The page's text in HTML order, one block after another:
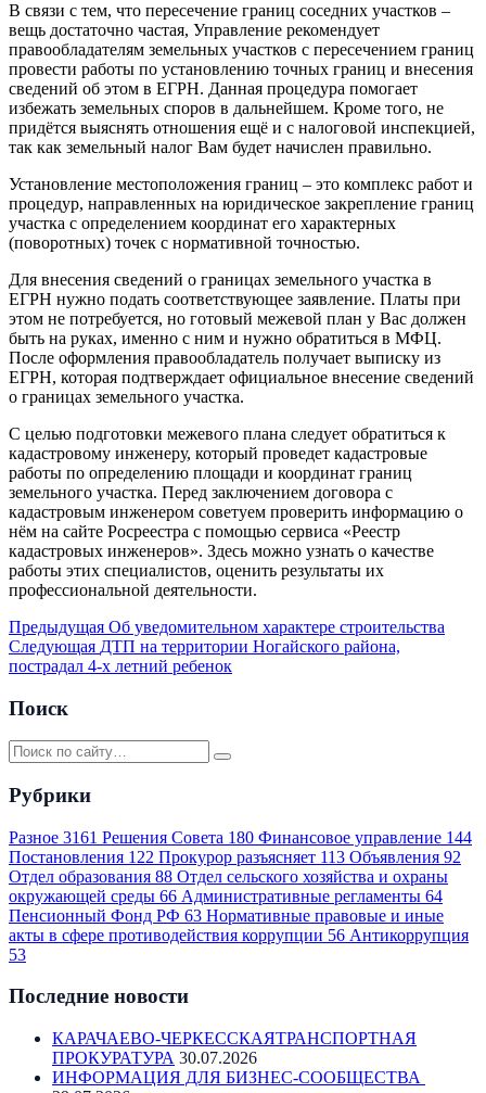
В связи с тем, что пересечение границ соседних участков –
вещь достаточно частая, Управление рекомендует
правообладателям земельных участков с пересечением границ
провести работы по установлению точных границ и внесения
сведений об этом в ЕГРН. Данная процедура помогает
избежать земельных споров в дальнейшем. Кроме того, не
придётся выяснять отношения ещё и с налоговой инспекцией,
так как земельный налог Вам будет начислен правильно.
Установление местоположения границ – это комплекс работ и
процедур, направленных на юридическое закрепление границ
участка с определением координат его характерных
(поворотных) точек с нормативной точностью.
Для внесения сведений о границах земельного участка в
ЕГРН нужно подать соответствующее заявление. Платы при
этом не потребуется, но готовый межевой план у Вас должен
быть на руках, именно с ним и нужно обратиться в МФЦ.
После оформления правообладатель получает выписку из
ЕГРН, которая подтверждает официальное внесение сведений
о границах земельного участка.
С целью подготовки межевого плана следует обратиться к
кадастровому инженеру, который проведет кадастровые
работы по определению площади и координат границ
земельного участка. Перед заключением договора с
кадастровым инженером советуем проверить информацию о
нём на сайте Росреестра с помощью сервиса «Реестр
кадастровых инженеров». Здесь можно узнать о качестве
работы этих специалистов, оценить результаты их
профессиональной деятельности.
Предыдущая Об уведомительном характере строительства
Следующая ДТП на территории Ногайского района,
пострадал 4-х летний ребенок
Поиск
Рубрики
Разное 3161 Решения Совета 180 Финансовое управление 144
Постановления 122 Прокурор разъясняет 113 Объявления 92
Отдел образования 88 Отдел сельского хозяйства и охраны
окружающей среды 66 Административные регламенты 64
Пенсионный Фонд РФ 63 Нормативные правовые и иные
акты в сфере противодействия коррупции 56 Антикоррупция
53
Последние новости
КАРАЧАЕВО-ЧЕРКЕССКАЯТРАНСПОРТНАЯ
ПРОКУРАТУРА 30.07.2026
ИНФОРМАЦИЯ ДЛЯ БИЗНЕС-СООБЩЕСТВА